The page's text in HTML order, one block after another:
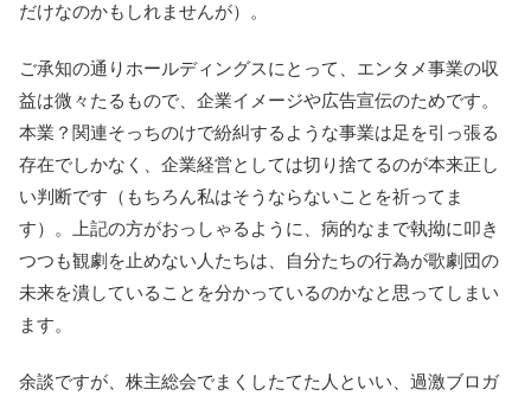
だけなのかもしれませんが）。
ご承知の通りホールディングスにとって、エンタメ事業の収
益は微々たるもので、企業イメージや広告宣伝のためです。
本業？関連そっちのけで紛糾するような事業は足を引っ張る
存在でしかなく、企業経営としては切り捨てるのが本来正し
い判断です（もちろん私はそうならないことを祈ってま
す）。上記の方がおっしゃるように、病的なまで執拗に叩き
つつも観劇を止めない人たちは、自分たちの行為が歌劇団の
未来を潰していることを分かっているのかなと思ってしまい
ます。
余談ですが、株主総会でまくしたてた人といい、過激ブロガ